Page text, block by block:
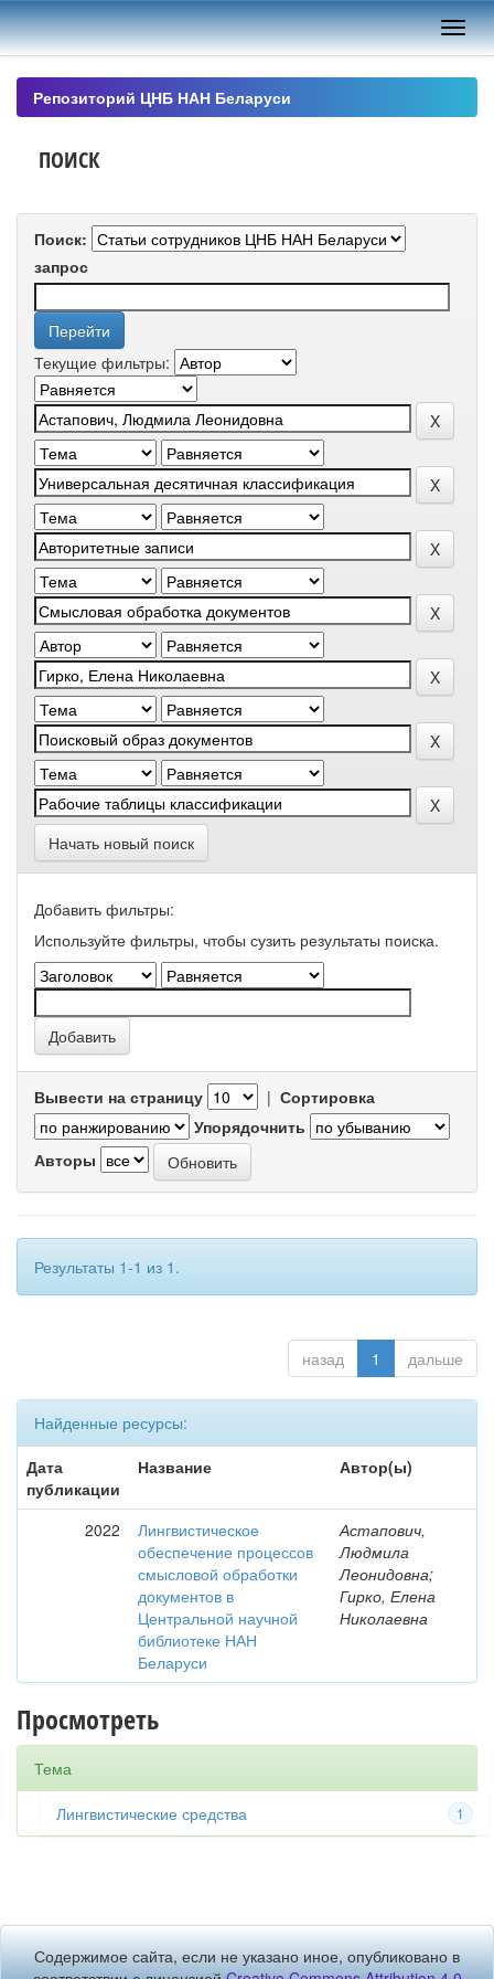
Skip
navigation
Репозиторий ЦНБ НАН Беларуси
ПОИСК
Поиск:
запрос
Текущие фильтры:
Начать новый поиск
Добавить фильтры:
Используйте фильтры, чтобы сузить результаты поиска.
Вывести на страницу | Сортировка
Упорядочнить
Авторы
Результаты 1-1 из 1.
назад 1 дальше
Найденные ресурсы:
Дата
публикации
Название Автор(ы)
2022
Лингвистическое
обеспечение процессов
смысловой обработки
документов в
Центральной научной
библиотеке НАН
Беларуси
Астапович,
Людмила
Леонидовна;
Гирко, Елена
Николаевна
Просмотреть
Тема
1
Лингвистические средства
Содержимое сайта, если не указано иное, опубликовано в